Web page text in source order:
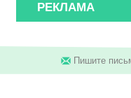
РЕКЛАМА
Пишите